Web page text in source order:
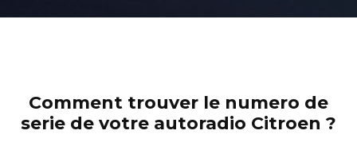
Comment trouver le numero de
serie de votre autoradio Citroen ?